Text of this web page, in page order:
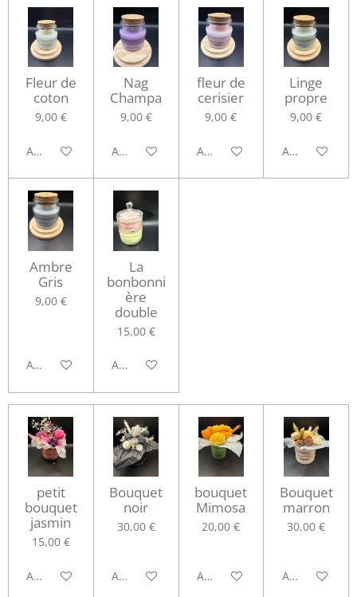
Fleur de
coton
9,00 €
Ajouter au panier
Nag
Champa
9,00 €
Ajouter au panier
fleur de
cerisier
9,00 €
Ajouter au panier
Linge
propre
9,00 €
Ajouter au
Ambre
Gris
9,00 €
Ajouter au panier
La
bonbonni
ère
double
15,00 €
Ajouter au panier
petit
bouquet
jasmin
15,00 €
Ajouter au panier
Bouquet
noir
30,00 €
Ajouter au panier
bouquet
Mimosa
20,00 €
Ajouter au panier
Bouquet
marron
30,00 €
Ajouter au